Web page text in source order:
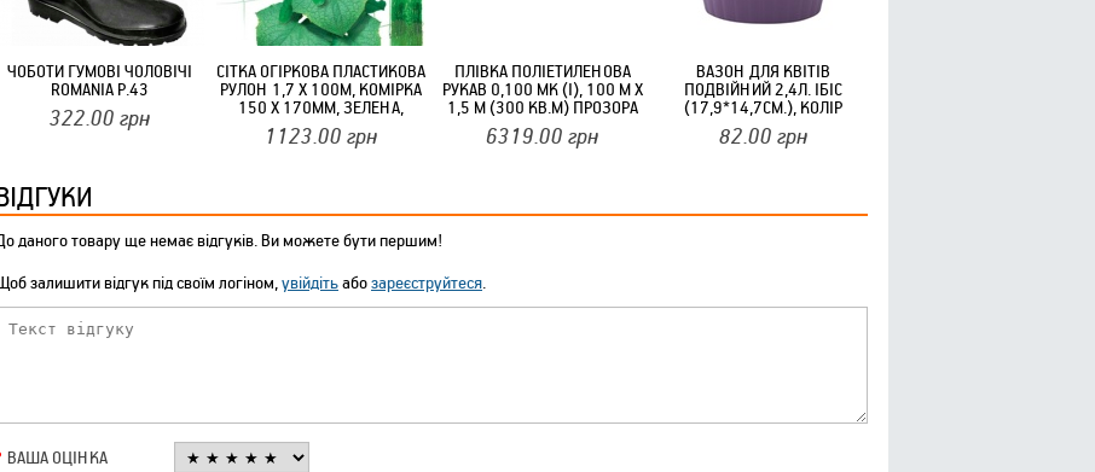
КОТИКИ (20ШТ/УП) ОФФ 82 ПАННОЧКА
ЧОБОТИ ГУМОВІ ЧОЛОВІЧІ
ROMANIA Р.43
322.00 грн
СІТКА ОГІРКОВА ПЛАСТИКОВА
РУЛОН 1,7 Х 100М, КОМІРКА
150 Х 170ММ, ЗЕЛЕНА,
ТОВЩ.0,6 ММ
1123.00 грн
ПЛІВКА ПОЛІЕТИЛЕНОВА
РУКАВ 0,100 МК (I), 100 М Х
1,5 М (300 КВ.М) ПРОЗОРА
6319.00 грн
ВАЗОН ДЛЯ КВІТІВ
ПОДВІЙНИЙ 2,4Л. ІБІС
(17,9*14,7СМ.), КОЛІР
ФІОЛЕТОВИЙ, БІЛИЙ АЛЕАНА
82.00 грн
даного товару ще немає відгуків. Ви можете бути першим!
залишити відгук під своїм логіном,увійдітьабозареєструйтеся.
ВАША ОЦІНКА